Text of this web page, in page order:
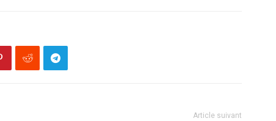
Article suivant